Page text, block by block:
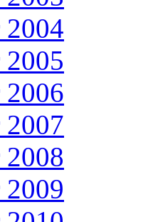
2004
2005
2006
2007
2008
2009